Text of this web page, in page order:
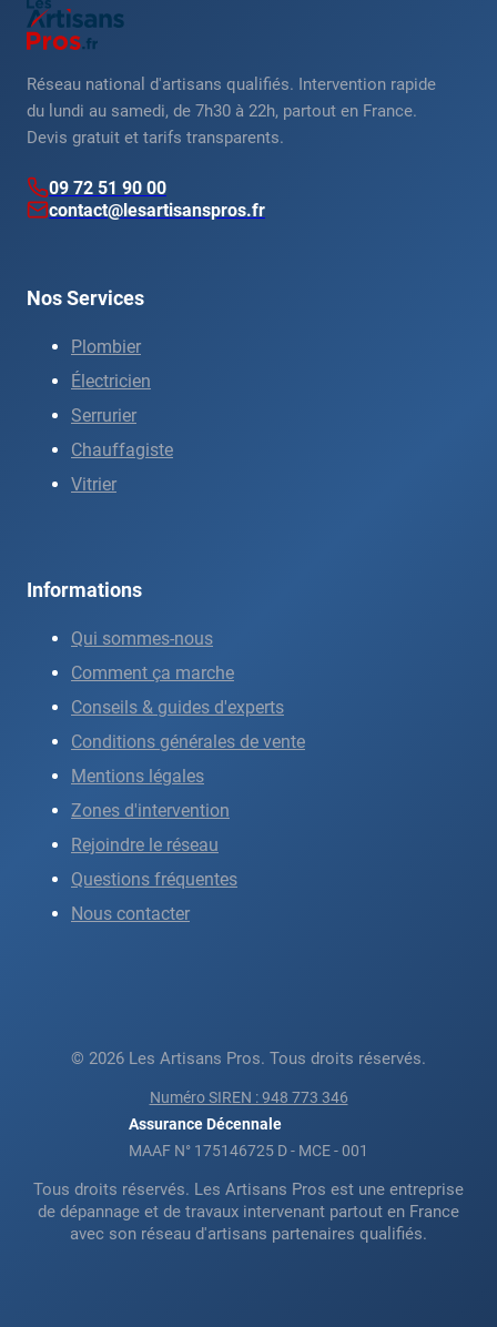
Réseau national d'artisans qualifiés. Intervention rapide
du lundi au samedi, de 7h30 à 22h, partout en France.
Devis gratuit et tarifs transparents.
09 72 51 90 00
contact@lesartisanspros.fr
Nos Services
Plombier
Électricien
Serrurier
Chauffagiste
Vitrier
Informations
Qui sommes-nous
Comment ça marche
Conseils & guides d'experts
Conditions générales de vente
Mentions légales
Zones d'intervention
Rejoindre le réseau
Questions fréquentes
Nous contacter
© 2026 Les Artisans Pros. Tous droits réservés.
Numéro SIREN : 948 773 346
Assurance Décennale
MAAF N° 175146725 D - MCE - 001
Tous droits réservés. Les Artisans Pros est une entreprise
de dépannage et de travaux intervenant partout en France
avec son réseau d'artisans partenaires qualifiés.